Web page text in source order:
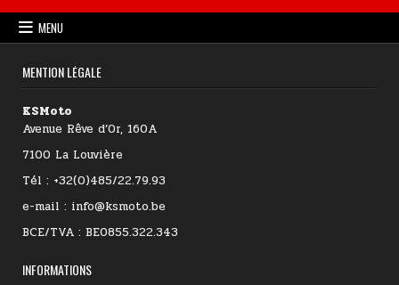
MENU
MENTION LÉGALE
KSMoto
Avenue Rêve d’Or, 160A
7100 La Louvière
Tél : +32(0)485/22.79.93
e-mail : info@ksmoto.be
BCE/TVA : BE0855.322.343
INFORMATIONS